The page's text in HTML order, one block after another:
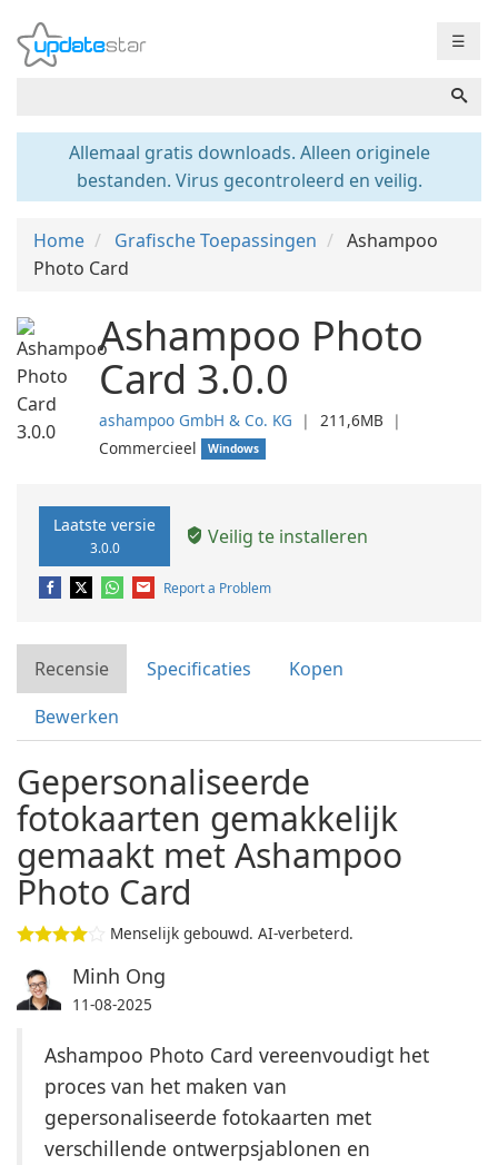
☰
Allemaal gratis downloads. Alleen originele
bestanden. Virus gecontroleerd en veilig.
Home Grafische Toepassingen
Ashampoo
Photo Card
Ashampoo Photo
Card 3.0.0
ashampoo GmbH & Co. KG ❘ 211,6MB
❘
Commercieel
Windows
Laatste versie
3.0.0 Veilig te installeren
Report a Problem
Recensie Specificaties
Kopen
Bewerken
Gepersonaliseerde
fotokaarten gemakkelijk
gemaakt met Ashampoo
Photo Card
Menselijk gebouwd. AI-verbeterd.
Minh Ong
11-08-2025
Ashampoo Photo Card vereenvoudigt het
proces van het maken van
gepersonaliseerde fotokaarten met
verschillende ontwerpsjablonen en